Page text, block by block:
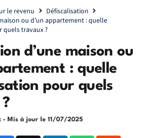
le revenu
Défiscalisation
ou d’un appartement : quelle
quels travaux ?
d’une maison ou
: quelle
pour quels
- Mis à jour le 11/07/2025